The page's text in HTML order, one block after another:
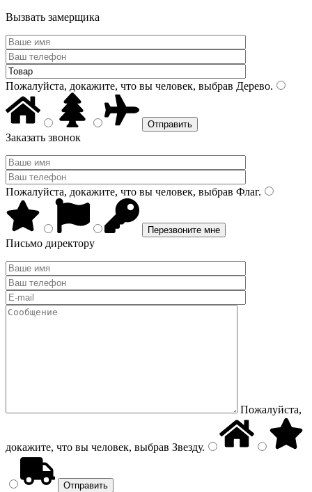
Вызвать замерщика
Пожалуйста, докажите, что вы человек, выбрав Дерево.
Заказать звонок
Пожалуйста, докажите, что вы человек, выбрав Флаг.
Письмо директору
Пожалуйста,
докажите, что вы человек, выбрав Звезду.